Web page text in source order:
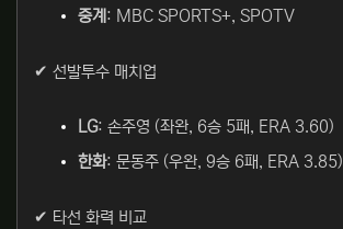
중계 : MBC SPORTS+, SPOTV
✔ 선발투수 매치업
LG: 손주영 (좌완, 6승 5패, ERA 3.60)
한화: 문동주 (우완, 9승 6패, ERA 3.85)
✔ 타선 화력 비교